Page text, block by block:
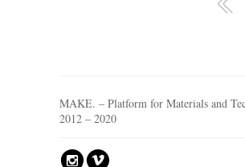
MAKE. – Platform for Materials and
2012 – 2020
?v